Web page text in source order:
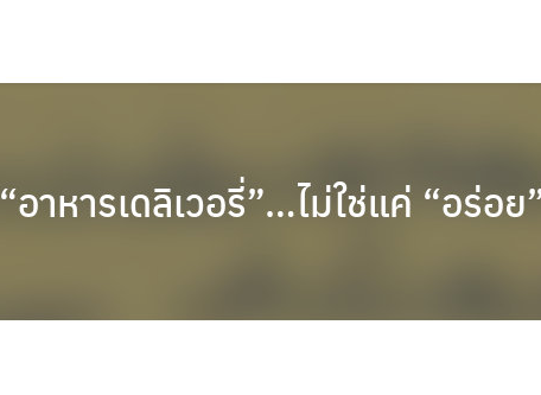
“อาหารเดลิเวอรี่”…ไม่ใช่แค่ “อร่อย